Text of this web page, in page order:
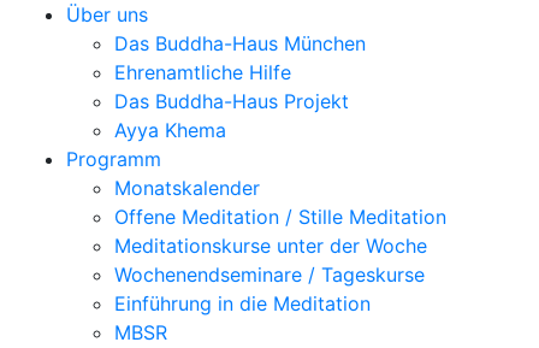
Über uns
Das Buddha-Haus München
Ehrenamtliche Hilfe
Das Buddha-Haus Projekt
Ayya Khema
Programm
Monatskalender
Offene Meditation / Stille Meditation
Meditationskurse unter der Woche
Wochenendseminare / Tageskurse
Einführung in die Meditation
MBSR